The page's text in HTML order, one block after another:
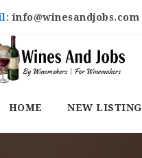
info@winesandjobs.com
HOME NEW LISTING